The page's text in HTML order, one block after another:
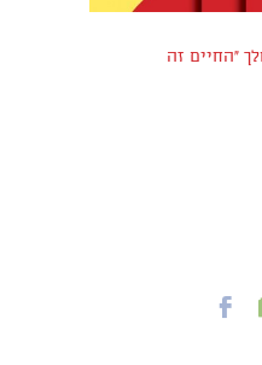
"החיים זה